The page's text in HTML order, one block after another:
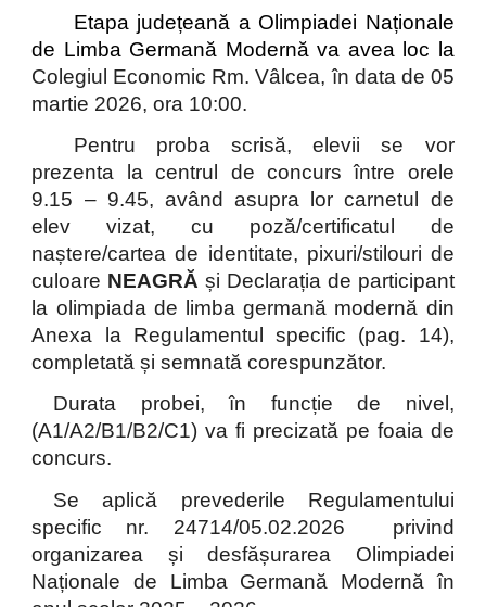
Etapa județeană a Olimpiadei Naționale
de Limba Germană Modernă va avea loc la
Colegiul Economic Rm. Vâlcea, în data de 05
martie 2026, ora 10:00.
Pentru proba scrisă, elevii se vor
prezenta la centrul de concurs între orele
9.15 – 9.45, având asupra lor carnetul de
elev vizat, cu poză/certificatul de
naștere/cartea de identitate, pixuri/stilouri de
culoare NEAGRĂși Declarația de participant
la olimpiada de limba germană modernă din
Anexa la Regulamentul specific (pag. 14),
completată și semnată corespunzător.
Durata probei, în funcție de nivel,
(A1/A2/B1/B2/C1) va fi precizată pe foaia de
concurs.
Se aplică prevederile Regulamentului
specific nr. 24714/05.02.2026 privind
organizarea și desfășurarea Olimpiadei
Naționale de Limba Germană Modernă în